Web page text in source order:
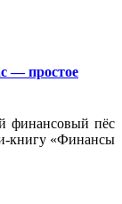
— простое
финансовый пёс
«Финансы